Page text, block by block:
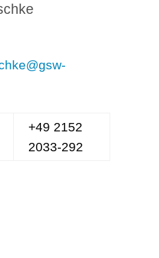
+49 2152
2033-292